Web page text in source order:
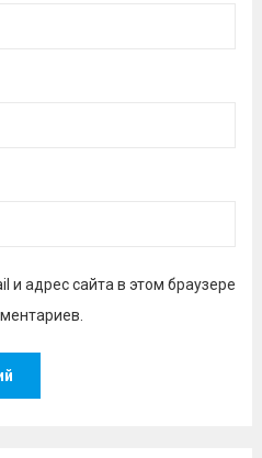
и адрес сайта в этом браузере